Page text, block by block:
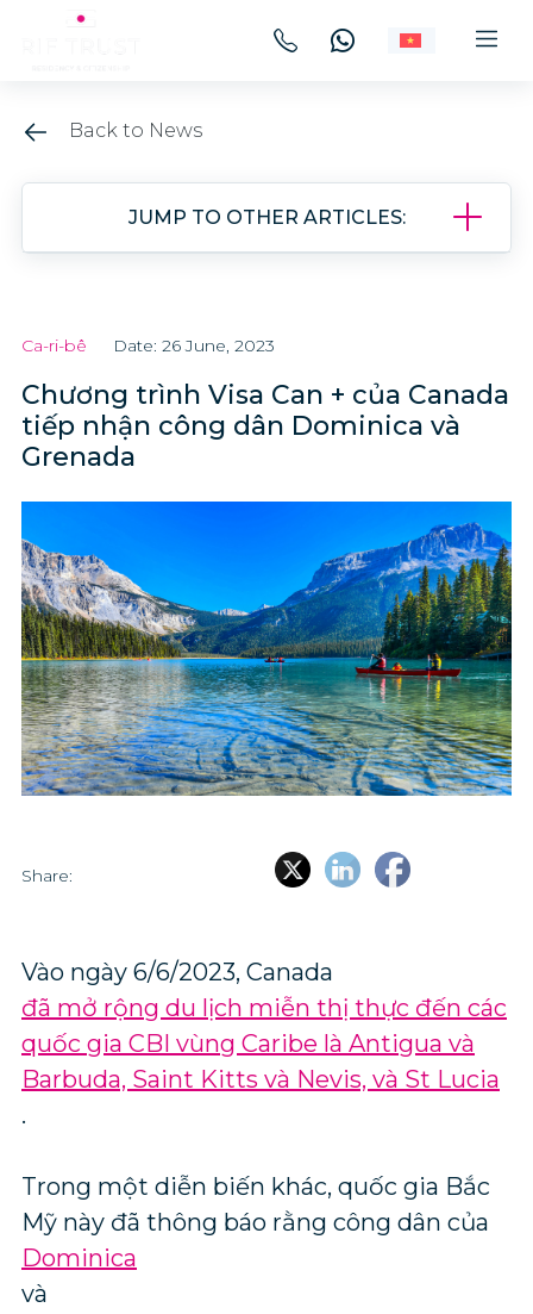
Back to News
JUMP TO OTHER ARTICLES:
Ca-ri-bê Date: 26 June, 2023
Chương trình Visa Can + của Canada
tiếp nhận công dân Dominica và
Grenada
Share:
Vào ngày 6/6/2023, Canada
đã mở rộng du lịch miễn thị thực đến các
quốc gia CBI vùng Caribe là Antigua và
Barbuda, Saint Kitts và Nevis, và St Lucia
.
Trong một diễn biến khác, quốc gia Bắc
Mỹ này đã thông báo rằng công dân của
Dominica
và